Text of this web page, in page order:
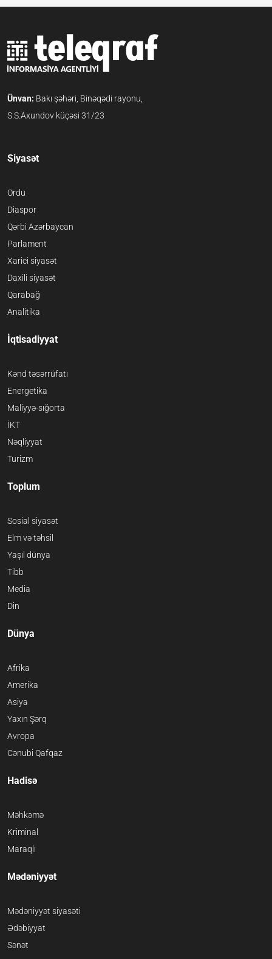
Ünvan: Bakı şəhəri, Binəqədi rayonu,
S.S.Axundov küçəsi 31/23
Siyasət
Ordu
Diaspor
Qərbi Azərbaycan
Parlament
Xarici siyasət
Daxili siyasət
Qarabağ
Analitika
İqtisadiyyat
Kənd təsərrüfatı
Energetika
Maliyyə-sığorta
İKT
Nəqliyyat
Turizm
Toplum
Sosial siyasət
Elm və təhsil
Yaşıl dünya
Tibb
Media
Din
Dünya
Afrika
Amerika
Asiya
Yaxın Şərq
Avropa
Cənubi Qafqaz
Hadisə
Məhkəmə
Kriminal
Maraqlı
Mədəniyyət
Mədəniyyət siyasəti
Ədəbiyyat
Sənət